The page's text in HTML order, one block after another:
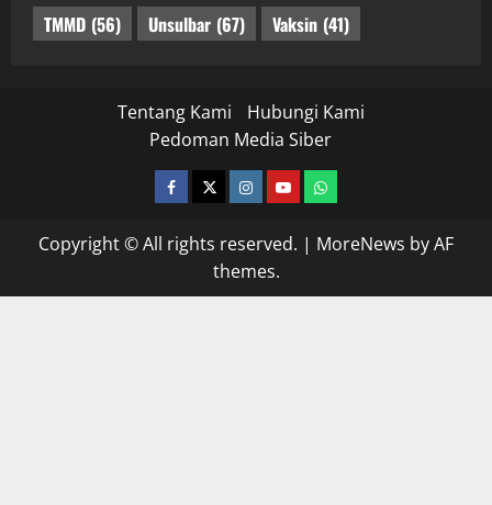
TMMD (56) Unsulbar (67) Vaksin (41)
Tentang Kami
Hubungi Kami
Pedoman Media Siber
facebooktwitterinstagram.com
youtubewhatsapp
Copyright © All rights reserved. | MoreNews by AF
themes.